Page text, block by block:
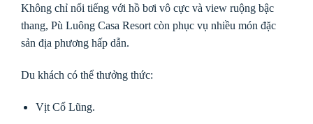
Không chỉ nổi tiếng với hồ bơi vô cực và view ruộng bậc
thang, Pù Luông Casa Resort còn phục vụ nhiều món đặc
sản địa phương hấp dẫn.
Du khách có thể thưởng thức:
Vịt Cổ Lũng.